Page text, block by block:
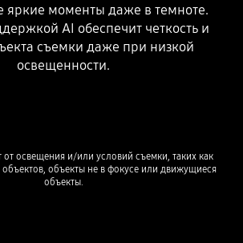
яркие моменты даже в темноте.
AI обеспечит четкость и
съемки даже при низкой
освещенности.
от освещения и/или условий съемки, таких как
объекты не в фокусе или движущиеся
объекты.